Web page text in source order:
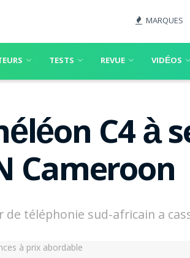
MARQUES
TESTS REVUE VIDÉOS
C4 à
Cameroon
téléphonie sud-africain a